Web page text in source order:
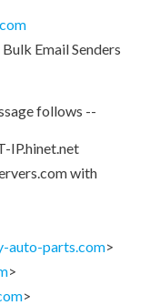
Email Senders
follows --
IP.hinet.net
with
auto-parts.com>
>
>